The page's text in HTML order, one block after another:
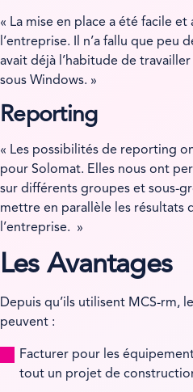
« La mise en place a été facile
l’entreprise. Il n’a fallu que peu
avait déjà l’habitude de
sous Windows. »
Reporting
« Les possibilités de reporting
pour Solomat. Elles nous ont
sur différents groupes et sous-
mettre en parallèle les résultats
l’entreprise. »
Les Avantages
Depuis qu’ils utilisent MCS-rm,
peuvent :
Facturer pour les
tout un projet de